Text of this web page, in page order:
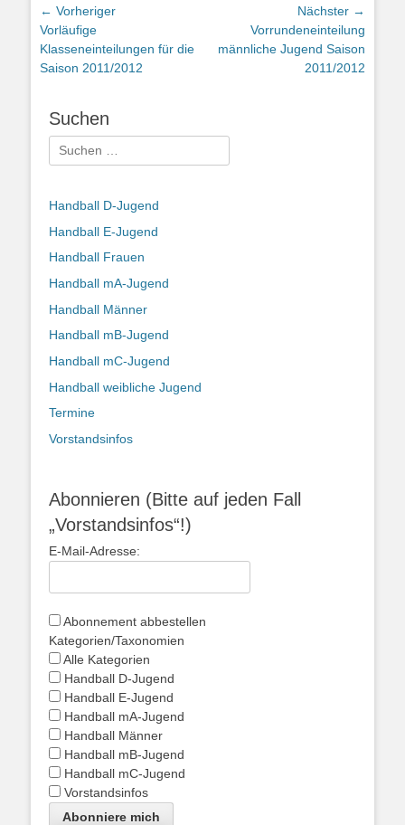
Beitragsnavigation
← Vorheriger
Vorheriger
Beitrag:
Vorläufige
Klasseneinteilungen für die
Saison 2011/2012
Nächster →
Nächster
Beitrag:
Vorrundeneinteilung
männliche Jugend Saison
2011/2012
Suchen
Suchen
nach:
Handball D-Jugend
Handball E-Jugend
Handball Frauen
Handball mA-Jugend
Handball Männer
Handball mB-Jugend
Handball mC-Jugend
Handball weibliche Jugend
Termine
Vorstandsinfos
Abonnieren (Bitte auf jeden Fall
„Vorstandsinfos“!)
E-Mail-Adresse:
Abonnement abbestellen
Kategorien/Taxonomien
Alle Kategorien
Handball D-Jugend
Handball E-Jugend
Handball mA-Jugend
Handball Männer
Handball mB-Jugend
Handball mC-Jugend
Vorstandsinfos
Abonniere mich